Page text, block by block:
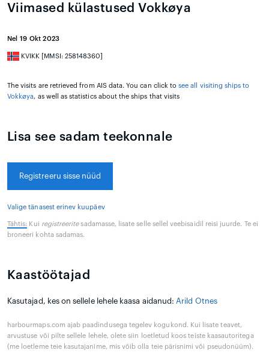
Viimased külastused Vokkøya
Nel 19 Okt 2023
KVIKK [MMSI: 258148360]
The visits are retrieved from AIS data. You can click tosee all visiting ships to
Vokkøya, as well as statistics about the ships that visits
Lisa see sadam teekonnale
Registreeru sisse nüüd
Valige tänasest erinev kuupäev
Tähtis: Kui registreeritesadamasse, lisate selle sellel veebisaidil reisi juurde. Te ei
broneeri kohta sadamas.
Kaastöötajad
Kasutajad, kes on sellele lehele kaasa aidanud: Arild Otnes
harbourmaps.com ajab paadindusega tegelev kogukond. Kui lisate teavet,
arvustuse või pilte sellele lehele, olete siin loetletud koos teiste kaasautoritega
(me loetleme teie kasutajanime, mis võib olla teie pärisnimi või pseudonüüm).